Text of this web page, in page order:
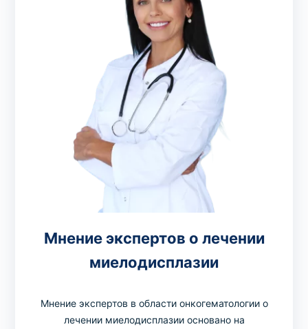
Мнение экспертов о лечении
миелодисплазии
Мнение экспертов в области онкогематологии о
лечении миелодисплазии основано на